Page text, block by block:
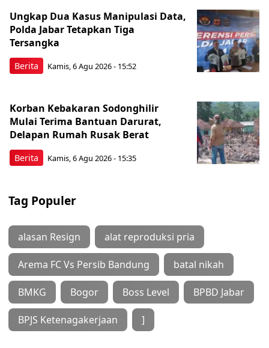
Berita
Ungkap Dua Kasus Manipulasi Data,
Polda Jabar Tetapkan Tiga
Tersangka
Kamis, 6 Agu 2026 - 15:52
Berita
Korban Kebakaran Sodonghilir
Mulai Terima Bantuan Darurat,
Delapan Rumah Rusak Berat
Kamis, 6 Agu 2026 - 15:35
Tag Populer
alasan Resign alat reproduksi pria
Arema FC Vs Persib Bandung batal nikah
BMKG Bogor Boss Level BPBD Jabar
BPJS Ketenagakerjaan ]